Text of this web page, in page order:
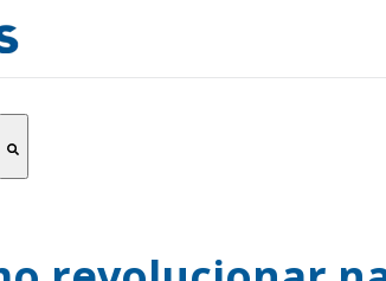
um campo de pesquisa com